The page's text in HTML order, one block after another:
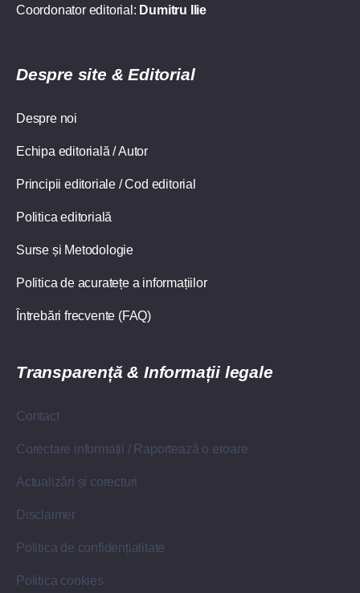
Coordonator editorial: Dumitru Ilie
Despre site & Editorial
Despre noi
Echipa editorială / Autor
Principii editoriale / Cod editorial
Politica editorială
Surse și Metodologie
Politica de acuratețe a informațiilor
Întrebări frecvente (FAQ)
Transparență & Informații legale
Contact
Corectare informații / Raportează o eroare
Actualizări și corecturi
Disclaimer
Politica de confidențialitate
Politica cookies